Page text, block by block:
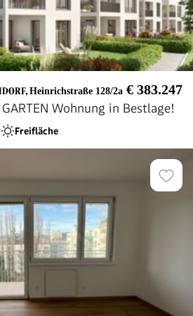
, Heinrichstraße 128/2a € 383.247
Wohnung in Bestlage!
Freifläche